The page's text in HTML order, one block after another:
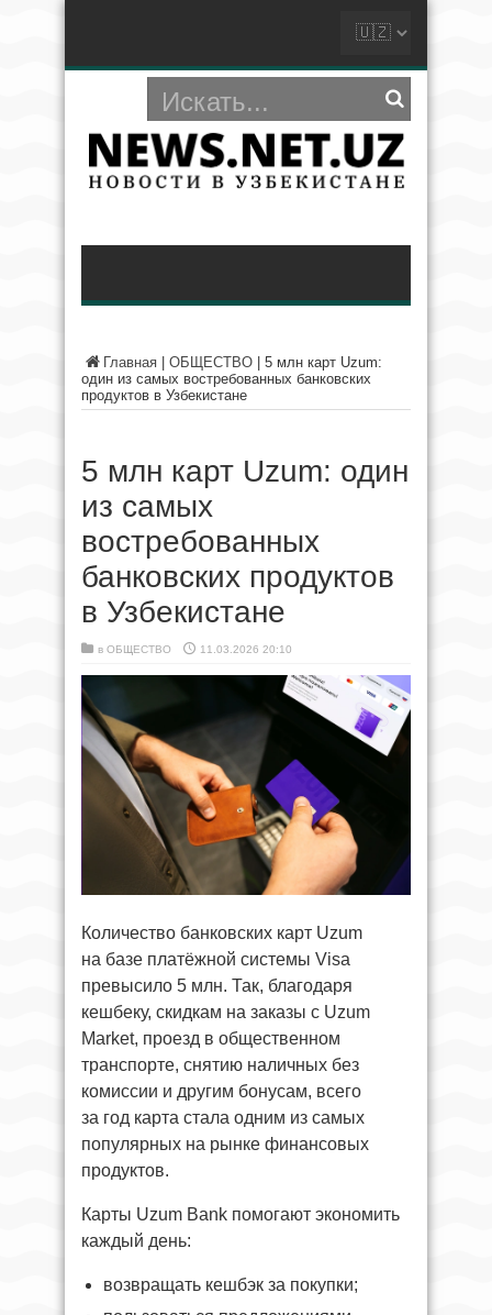
Главная ОБЩЕСТВО
5 млн карт Uzum:
один из самых востребованных банковских
продуктов в Узбекистане
5 млн карт Uzum: один
из самых
востребованных
банковских продуктов
в Узбекистане
в ОБЩЕСТВО 11.03.2026 20:10
Количество банковских карт Uzum
на базе платёжной системы Visa
превысило 5 млн. Так, благодаря
кешбеку, скидкам на заказы с Uzum
Market, проезд в общественном
транспорте, снятию наличных без
комиссии и другим бонусам, всего
за год карта стала одним из самых
популярных на рынке финансовых
продуктов.
Карты Uzum Bank помогают экономить
каждый день:
возвращать кешбэк за покупки;